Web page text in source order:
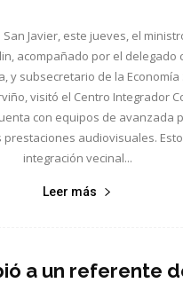
Javier, este jueves, el
acompañado por el delegado
y subsecretario de la Economía
visitó el Centro Integrador
con equipos de avanzada
prestaciones audiovisuales.
integración vecinal...
Leer más
a un referente